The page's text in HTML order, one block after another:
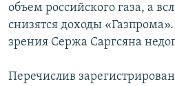
объем российского газа, а
снизятся доходы
зрения Сержа Саргсяна
Перечислив